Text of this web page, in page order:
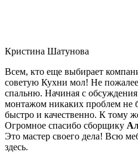
Кристина Шатунова
Всем, кто еще выбирает
советую Кухни мол! Не
спальню. Начиная с обсуждения
монтажом никаких проблем не
быстро и качественно. К тому
Огромное спасибо сборщику
Это мастер своего дела! Всю
здесь.